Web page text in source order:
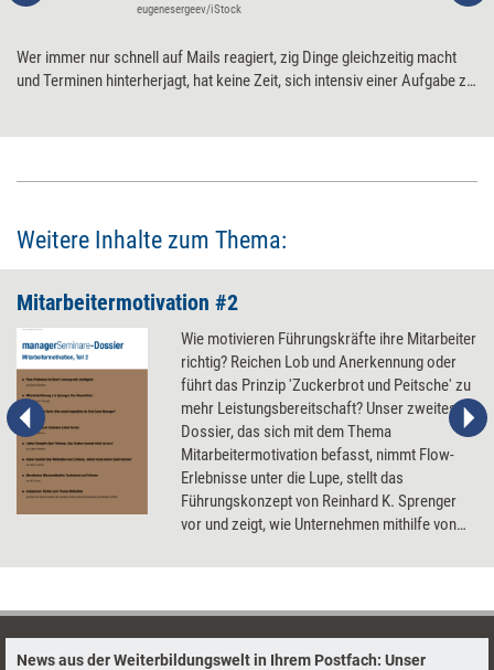
eugenesergeev/iStock
Wer immer nur schnell auf Mails reagiert, zig Dinge gleichzeitig macht
und Terminen hinterherjagt, hat keine Zeit, sich intensiv einer Aufgabe zu
Weitere Inhalte zum Thema:
Mitarbeitermotivation #2
Wie motivieren Führungskräfte ihre Mitarbeiter
richtig? Reichen Lob und Anerkennung oder
führt das Prinzip 'Zuckerbrot und Peitsche' zu
mehr Leistungsbereitschaft? Unser zweites
Dossier, das sich mit dem Thema
Mitarbeitermotivation befasst, nimmt Flow-
Erlebnisse unter die Lupe, stellt das
Führungskonzept von Reinhard K. Sprenger
vor und zeigt, wie Unternehmen mithilfe von
Betrieb sorgen.
News aus der Weiterbildungswelt in Ihrem Postfach: Unser